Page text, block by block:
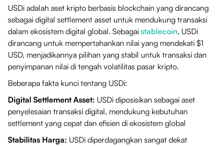
USDi adalah aset kripto berbasis blockchain yang dirancang
sebagai digital settlement asset untuk mendukung transaksi
dalam ekosistem digital global. Sebagai stablecoin, USDi
dirancang untuk mempertahankan nilai yang mendekati $1
USD, menjadikannya pilihan yang stabil untuk transaksi dan
penyimpanan nilai di tengah volatilitas pasar kripto.
Beberapa fakta kunci tentang USDi:
Digital Settlement Asset: USDi diposisikan sebagai aset
penyelesaian transaksi digital, mendukung kebutuhan
settlement yang cepat dan efisien di ekosistem global
Stabilitas Harga: USDi diperdagangkan sangat dekat